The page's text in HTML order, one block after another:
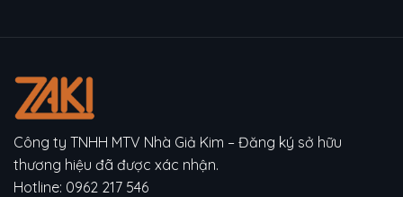
Công ty TNHH MTV Nhà Giả Kim – Đăng ký sở hữu
thương hiệu đã được xác nhận.
Hotline: 0962 217 546